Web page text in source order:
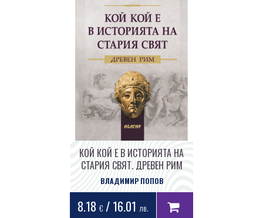
КОЙ КОЙ Е В ИСТОРИЯТА НА
СТАРИЯ СВЯТ. ДРЕВЕН РИМ
ВЛАДИМИР ПОПОВ
8.18€ / 16.01 лв.